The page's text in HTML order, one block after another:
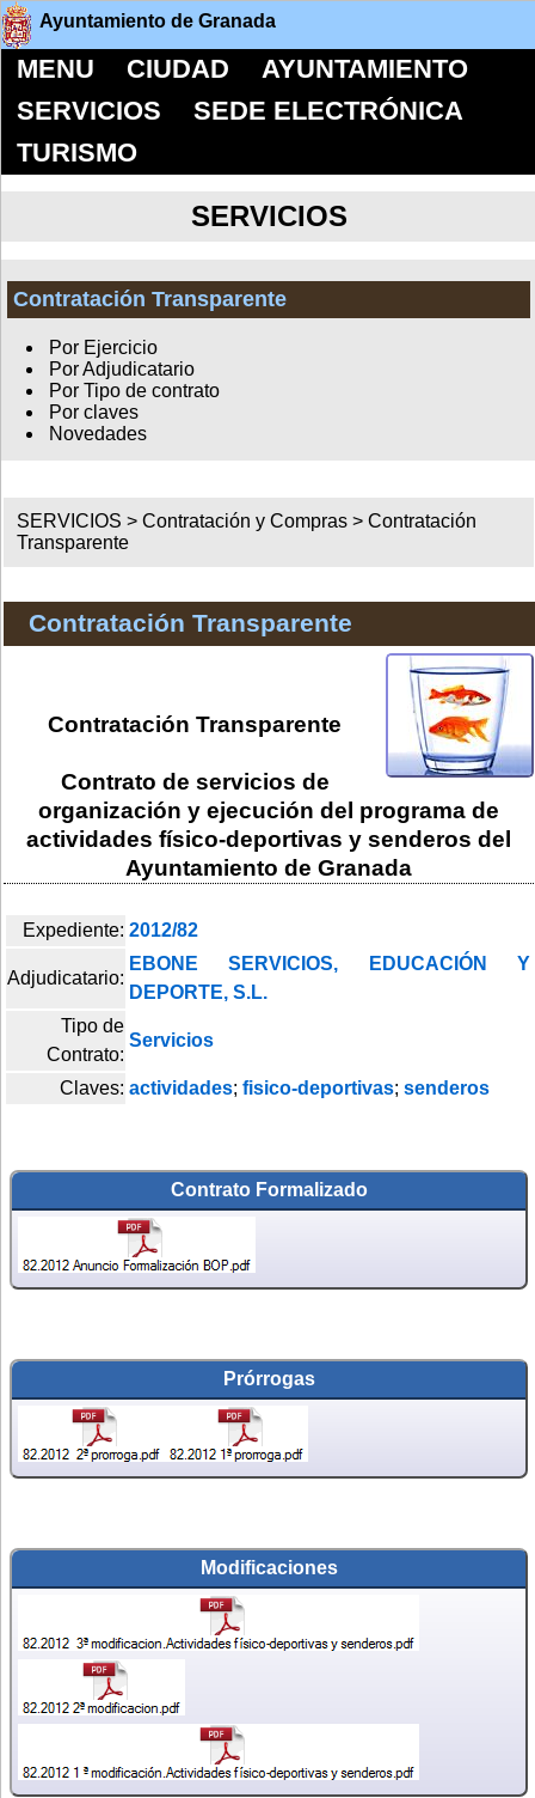
Ayuntamiento de Granada
MENU CIUDAD
AYUNTAMIENTO
SERVICIOS
SEDE ELECTRÓNICA
TURISMO
SERVICIOS
Contratación Transparente
Por Ejercicio
Por Adjudicatario
Por Tipo de contrato
Por claves
Novedades
SERVICIOS >Contratación y Compras >Contratación
Transparente
Contratación Transparente
Contratación Transparente
Contrato de servicios de
organización y ejecución del programa de
actividades físico-deportivas y senderos del
Ayuntamiento de Granada
Expediente: 2012/82
Adjudicatario:
EBONE SERVICIOS, EDUCACIÓN Y
DEPORTE, S.L.
Tipo de
Contrato:
Servicios
Claves: actividades; fisico-deportivas; senderos
Contrato Formalizado
Prórrogas
Modificaciones